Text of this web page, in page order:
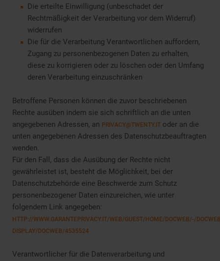
Die erteilte Einwilligung (unbeschadet der
Rechtmäßigkeit der Verarbeitung vor dem Widerruf)
widerrufen
Die für die Verarbeitung Verantwortlichen auffordern,
Zugang zu personenbezogenen Daten zu erhalten,
diese zu korrigieren oder zu löschen oder den Umfang
deren Verarbeitung einzuschränken
Betroffene Personen können die zuvor beschriebenen
Rechte ausüben indem sie sich schriftlich an die unten
angegebenen Adressen, an PRIVACY@TWENTY.IToder an die
unten angegebenen Adressen des Datenschutzbeauftragten
wenden.
Für den Fall, dass die Ausübung der Rechte nicht
gewährleistet ist, besteht die Möglichkeit, bei der
Datenschutzbehörde eine Beschwerde zum Schutz
personenbezogener Daten einzureichen, wie unter
folgendem Link angegeben:
HTTP://WWW.GARANTEPRIVACY.IT/WEB/GUEST/HOME/DOCWEB/-/
DISPLAY/DOCWEB/4535524
Verantwortlicher für die Datenverarbeitung und